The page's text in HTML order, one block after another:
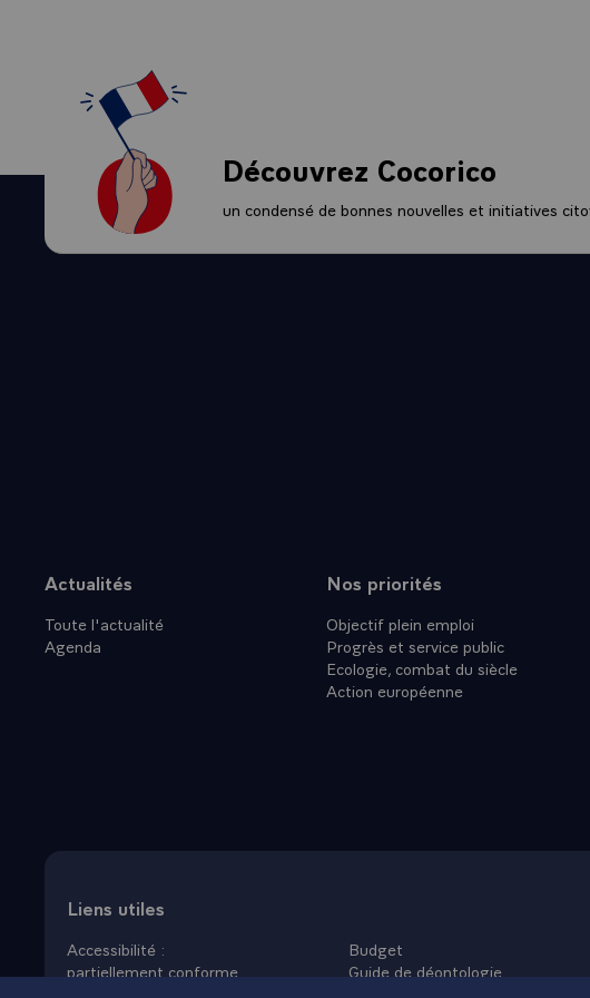
A nous de faire pour notre
Découvrez Cocorico
un condensé de bonnes nouvelles et initiatives
Plan du site
Actualités
Toute l'actualité
Agenda
Nos priorités
Objectif plein emploi
Progrès et service public
Ecologie, combat du siècle
Action européenne
Liens utiles
Accessibilité :
partiellement conforme
Budget
Guide de déontologie